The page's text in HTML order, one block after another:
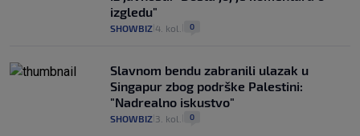
izgledu"
SHOWBIZ 4. kol. 0
Slavnom bendu zabranili ulazak u
Singapur zbog podrške Palestini:
"Nadrealno iskustvo"
SHOWBIZ 3. kol. 0